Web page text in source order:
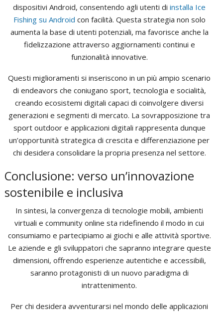
dispositivi Android, consentendo agli utenti diinstalla Ice
Fishing su Android con facilità. Questa strategia non solo
aumenta la base di utenti potenziali, ma favorisce anche la
fidelizzazione attraverso aggiornamenti continui e
funzionalità innovative.
Questi miglioramenti si inseriscono in un più ampio scenario
di endeavors che coniugano sport, tecnologia e socialità,
creando ecosistemi digitali capaci di coinvolgere diversi
generazioni e segmenti di mercato. La sovrapposizione tra
sport outdoor e applicazioni digitali rappresenta dunque
un’opportunità strategica di crescita e differenziazione per
chi desidera consolidare la propria presenza nel settore.
Conclusione: verso un’innovazione
sostenibile e inclusiva
In sintesi, la convergenza di tecnologie mobili, ambienti
virtuali e community online sta ridefinendo il modo in cui
consumiamo e partecipiamo ai giochi e alle attività sportive.
Le aziende e gli sviluppatori che sapranno integrare queste
dimensioni, offrendo esperienze autentiche e accessibili,
saranno protagonisti di un nuovo paradigma di
intrattenimento.
Per chi desidera avventurarsi nel mondo delle applicazioni